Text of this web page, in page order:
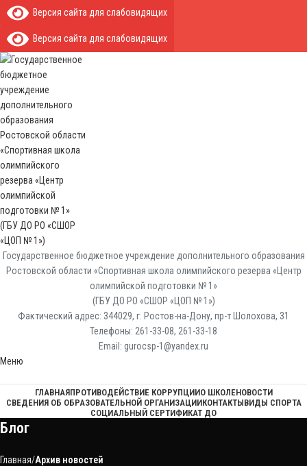
Версия сайта для слабовидящих
Версия сайта для слабовидящих
Государственное бюджетное учреждение дополнительного образования
Ростовской области «Спортивная школа олимпийского резерва «Центр
олимпийской подготовки № 1»
(ГБУ ДО РО «СШОР «ЦОП № 1»)
Фактический адрес: 344029, г. Ростов-на-Дону, пр-т Шолохова, 31
Телефоны: 261-33-08, 261-33-18
Email: gurocsp-1@yandex.ru
Меню
ГЛАВНАЯПРОТИВОДЕЙСТВИЕ КОРРУПЦИИО ШКОЛЕНОВОСТИ
СВЕДЕНИЯ ОБ ОБРАЗОВАТЕЛЬНОЙ ОРГАНИЗАЦИИКОНТАКТЫВИДЫ СПОРТА
СОЦИАЛЬНЫЙ СЕРТИФИКАТ ДО
Блог
Главная Архив новостей